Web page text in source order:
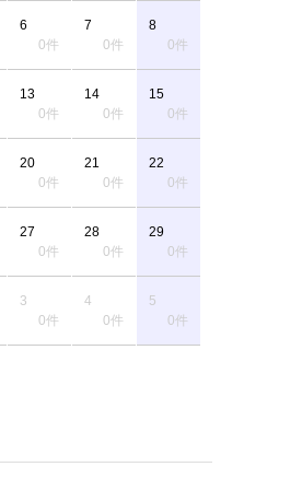
6
0件
7
0件
8
0件
13
0件
14
0件
15
0件
20
0件
21
0件
22
0件
27
0件
28
0件
29
0件
3
0件
4
0件
5
0件